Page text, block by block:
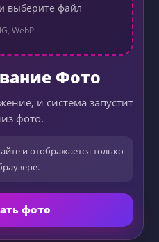
выберите файл
WebP
Фото
и система запустит
фото.
и отображается только
фото